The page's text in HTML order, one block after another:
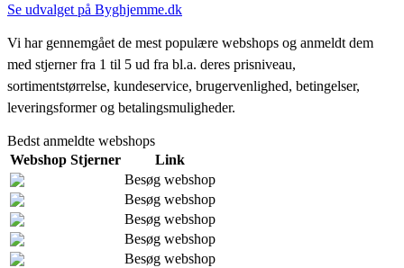
Se udvalget på Byghjemme.dk
Vi har gennemgået de mest populære webshops og anmeldt dem
med stjerner fra 1 til 5 ud fra bl.a. deres prisniveau,
sortimentstørrelse, kundeservice, brugervenlighed, betingelser,
leveringsformer og betalingsmuligheder.
Bedst anmeldte webshops
Webshop Stjerner
Link
Besøg webshop
Besøg webshop
Besøg webshop
Besøg webshop
Besøg webshop